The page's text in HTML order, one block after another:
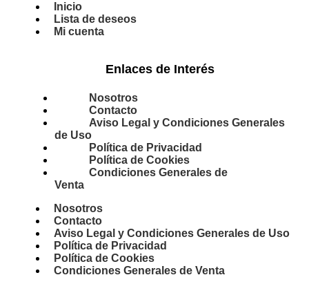
Inicio
Lista de deseos
Mi cuenta
Enlaces de Interés
Nosotros
Contacto
Aviso Legal y Condiciones Generales
de Uso
Política de Privacidad
Política de Cookies
Condiciones Generales de
Venta
Nosotros
Contacto
Aviso Legal y Condiciones Generales de Uso
Política de Privacidad
Política de Cookies
Condiciones Generales de Venta